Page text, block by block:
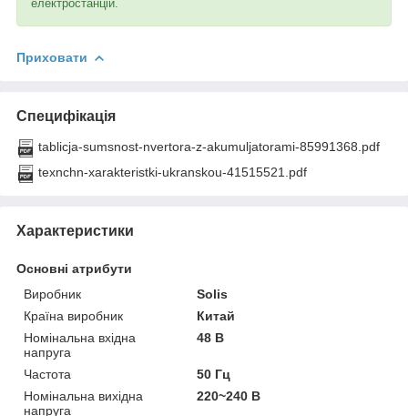
електростанцій.
Приховати
Специфікація
tablicja-sumsnost-nvertora-z-akumuljatorami-85991368.pdf
texnchn-xarakteristki-ukranskou-41515521.pdf
Характеристики
Основні атрибути
Виробник
Solis
Країна виробник
Китай
Номінальна вхідна
напруга
48 В
Частота
50 Гц
Номінальна вихідна
напруга
220~240 В